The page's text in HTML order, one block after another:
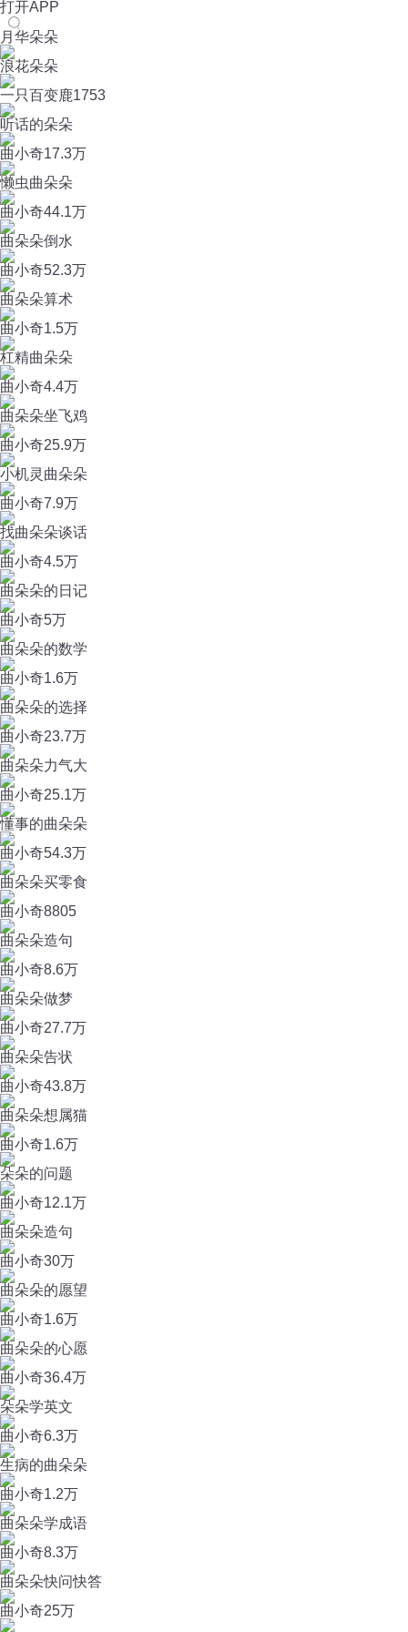
打开APP
月华朵朵
浪花朵朵
一只百变鹿1753
听话的朵朵
曲小奇17.3万
懒虫曲朵朵
曲小奇44.1万
曲朵朵倒水
曲小奇52.3万
曲朵朵算术
曲小奇1.5万
杠精曲朵朵
曲小奇4.4万
曲朵朵坐飞鸡
曲小奇25.9万
小机灵曲朵朵
曲小奇7.9万
找曲朵朵谈话
曲小奇4.5万
曲朵朵的日记
曲小奇5万
曲朵朵的数学
曲小奇1.6万
曲朵朵的选择
曲小奇23.7万
曲朵朵力气大
曲小奇25.1万
懂事的曲朵朵
曲小奇54.3万
曲朵朵买零食
曲小奇8805
曲朵朵造句
曲小奇8.6万
曲朵朵做梦
曲小奇27.7万
曲朵朵告状
曲小奇43.8万
曲朵朵想属猫
曲小奇1.6万
朵朵的问题
曲小奇12.1万
曲朵朵造句
曲小奇30万
曲朵朵的愿望
曲小奇1.6万
曲朵朵的心愿
曲小奇36.4万
朵朵学英文
曲小奇6.3万
生病的曲朵朵
曲小奇1.2万
曲朵朵学成语
曲小奇8.3万
曲朵朵快问快答
曲小奇25万